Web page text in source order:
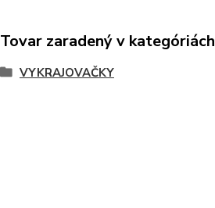
Tovar zaradený v kategóriách
VYKRAJOVAČKY